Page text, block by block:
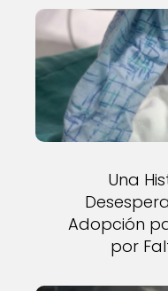
Una
Adopción
por